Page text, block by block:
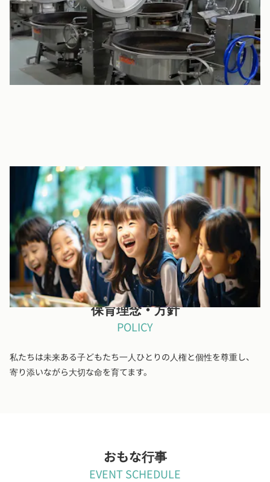
敷布団の持参不要
お昼寝で使用する敷布団は園で用意します。
保育理念・方針
POLICY
私たちは未来ある子どもたち一人ひとりの人権と個性を尊重し、
寄り添いながら大切な命を育てます。
おもな行事
EVENT SCHEDULE